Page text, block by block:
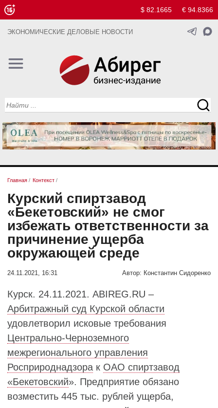
$ 82.1665 € 94.8366
ЭКОНОМИЧЕСКИЕ ДЕЛОВЫЕ НОВОСТИ
Главная / Контекст /
Курский спиртзавод
«Бекетовский» не смог
избежать ответственности за
причинение ущерба
окружающей среде
24.11.2021, 16:31 Автор: Константин Сидоренко
Курск. 24.11.2021. ABIREG.RU –
Арбитражный суд Курской области
удовлетворил исковые требования
Центрально-Черноземного
межрегионального управления
Росприроднадзора к ОАО спиртзавод
«Бекетовский». Предприятие обязано
возместить 445 тыс. рублей ущерба,